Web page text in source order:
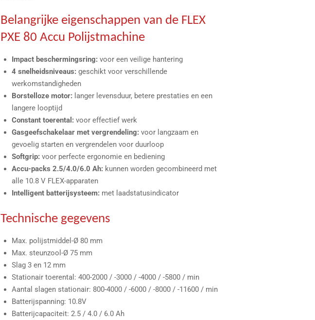
Belangrijke eigenschappen van de FLEX
PXE 80 Accu Polijstmachine
Impact beschermingsring: voor een veilige hantering
4 snelheidsniveaus: geschikt voor verschillende
werkomstandigheden
Borstelloze motor: langer levensduur, betere prestaties en een
langere looptijd
Constant toerental: voor effectief werk
Gasgeefschakelaar met vergrendeling: voor langzaam en
gevoelig starten en vergrendelen voor duurloop
Softgrip: voor perfecte ergonomie en bediening
Accu-packs 2.5/4.0/6.0 Ah: kunnen worden gecombineerd met
alle 10.8 V FLEX-apparaten
Intelligent batterijsysteem: met laadstatusindicator
Technische gegevens
Max. polijstmiddel-Ø 80 mm
Max. steunzool-Ø 75 mm
Slag 3 en 12 mm
Stationair toerental: 400-2000 / -3000 / -4000 / -5800 / min
Aantal slagen stationair: 800-4000 / -6000 / -8000 / -11600 / min
Batterijspanning: 10.8V
Batterijcapaciteit: 2.5 / 4.0 / 6.0 Ah